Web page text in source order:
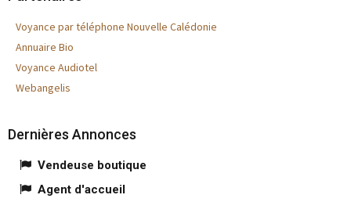
Voyance par téléphone Nouvelle Calédonie
Annuaire Bio
Voyance Audiotel
Webangelis
Dernières Annonces
Vendeuse boutique
Agent d'accueil